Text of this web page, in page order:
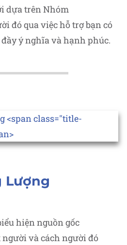
dựa trên Nhóm
đó qua việc hỗ trợ bạn có
ý nghĩa và hạnh phúc.
Lượng
hiện nguồn gốc
và cách người đó